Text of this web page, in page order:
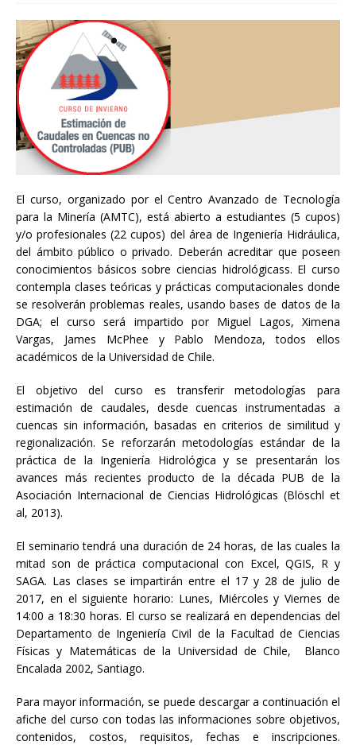
El curso, organizado por el Centro Avanzado de Tecnología
para la Minería (AMTC), está abierto a estudiantes (5 cupos)
y/o profesionales (22 cupos) del área de Ingeniería Hidráulica,
del ámbito público o privado. Deberán acreditar que poseen
conocimientos básicos sobre ciencias hidrológicass. El curso
contempla clases teóricas y prácticas computacionales donde
se resolverán problemas reales, usando bases de datos de la
DGA; el curso será impartido por Miguel Lagos, Ximena
Vargas, James McPhee y Pablo Mendoza, todos ellos
académicos de la Universidad de Chile.
El objetivo del curso es transferir metodologías para
estimación de caudales, desde cuencas instrumentadas a
cuencas sin información, basadas en criterios de similitud y
regionalización. Se reforzarán metodologías estándar de la
práctica de la Ingeniería Hidrológica y se presentarán los
avances más recientes producto de la década PUB de la
Asociación Internacional de Ciencias Hidrológicas (Blöschl et
al, 2013).
El seminario tendrá una duración de 24 horas, de las cuales la
mitad son de práctica computacional con Excel, QGIS, R y
SAGA. Las clases se impartirán entre el 17 y 28 de julio de
2017, en el siguiente horario: Lunes, Miércoles y Viernes de
14:00 a 18:30 horas. El curso se realizará en dependencias del
Departamento de Ingeniería Civil de la Facultad de Ciencias
Físicas y Matemáticas de la Universidad de Chile, Blanco
Encalada 2002, Santiago.
Para mayor información, se puede descargar a continuación el
afiche del curso con todas las informaciones sobre objetivos,
contenidos, costos, requisitos, fechas e inscripciones.